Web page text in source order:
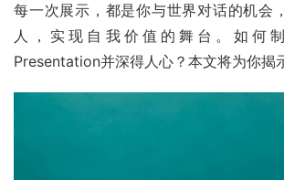
每一次展示，都是你与世界对话的机会
人，实现自我价值的舞台。如何
Presentation并深得人心？本文将为你揭